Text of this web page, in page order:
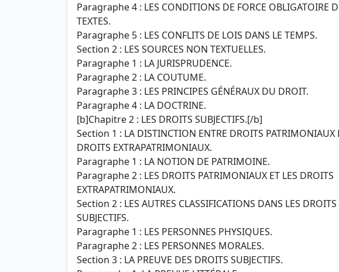
Paragraphe 4 : LES CONDITIONS DE FORCE OBLIGATOIRE
TEXTES.
Paragraphe 5 : LES CONFLITS DE LOIS DANS LE TEMPS.
Section 2 : LES SOURCES NON TEXTUELLES.
Paragraphe 1 : LA JURISPRUDENCE.
Paragraphe 2 : LA COUTUME.
Paragraphe 3 : LES PRINCIPES GÉNÉRAUX DU DROIT.
Paragraphe 4 : LA DOCTRINE.
[b]Chapitre 2 : LES DROITS SUBJECTIFS.[/b]
Section 1 : LA DISTINCTION ENTRE DROITS PATRIMONIAUX
DROITS EXTRAPATRIMONIAUX.
Paragraphe 1 : LA NOTION DE PATRIMOINE.
Paragraphe 2 : LES DROITS PATRIMONIAUX ET LES DROITS
EXTRAPATRIMONIAUX.
Section 2 : LES AUTRES CLASSIFICATIONS DANS LES DROITS
SUBJECTIFS.
Paragraphe 1 : LES PERSONNES PHYSIQUES.
Paragraphe 2 : LES PERSONNES MORALES.
Section 3 : LA PREUVE DES DROITS SUBJECTIFS.